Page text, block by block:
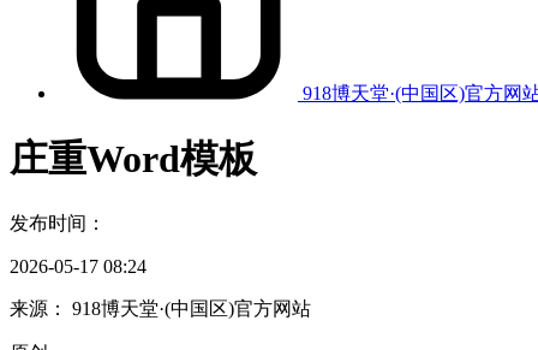
918博天堂·(中国区)官方网
庄重Word模板
发布时间：
2026-05-17 08:24
来源： 918博天堂·(中国区)官方网站